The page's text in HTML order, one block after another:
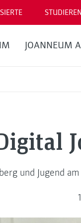
JOANNEUM
und Jugend